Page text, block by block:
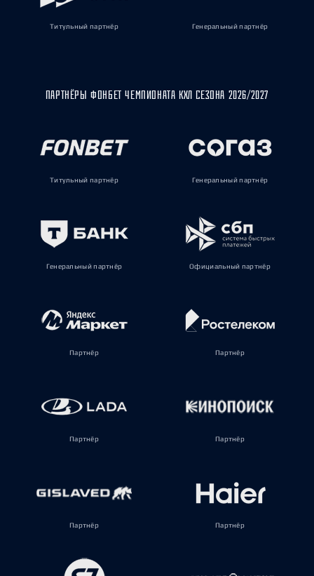
Титульный партнёр Генеральный партнёр
ПАРТНЁРЫ ФОНБЕТ ЧЕМПИОНАТА КХЛ СЕЗОНА 2026/2027
Титульный партнёр Генеральный партнёр
Генеральный партнёр Официальный партнёр
Партнёр Партнёр
Партнёр Партнёр
Партнёр Партнёр